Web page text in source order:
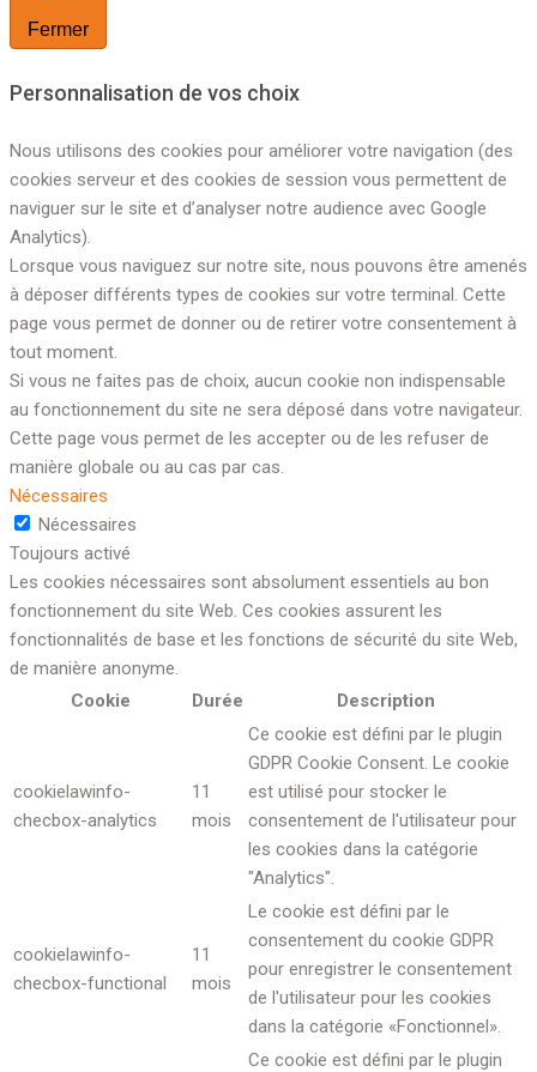
Fermer
Personnalisation de vos choix
Nous utilisons des cookies pour améliorer votre navigation (des
cookies serveur et des cookies de session vous permettent de
naviguer sur le site et d’analyser notre audience avec Google
Analytics).
Lorsque vous naviguez sur notre site, nous pouvons être amenés
à déposer différents types de cookies sur votre terminal. Cette
page vous permet de donner ou de retirer votre consentement à
tout moment.
Si vous ne faites pas de choix, aucun cookie non indispensable
au fonctionnement du site ne sera déposé dans votre navigateur.
Cette page vous permet de les accepter ou de les refuser de
manière globale ou au cas par cas.
Nécessaires
Nécessaires
Toujours activé
Les cookies nécessaires sont absolument essentiels au bon
fonctionnement du site Web. Ces cookies assurent les
fonctionnalités de base et les fonctions de sécurité du site Web,
de manière anonyme.
Cookie
Durée Description
cookielawinfo-
checbox-analytics
11
mois
Ce cookie est défini par le plugin
GDPR Cookie Consent. Le cookie
est utilisé pour stocker le
consentement de l'utilisateur pour
les cookies dans la catégorie
"Analytics".
cookielawinfo-
checbox-functional
11
mois
Le cookie est défini par le
consentement du cookie GDPR
pour enregistrer le consentement
de l'utilisateur pour les cookies
dans la catégorie «Fonctionnel».
Ce cookie est défini par le plugin